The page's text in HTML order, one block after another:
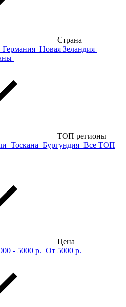
Страна
Германия Новая Зеландия
ТОП регионы
Тоскана Бургундия Все ТОП
Цена
- 5000 р. От 5000 р.